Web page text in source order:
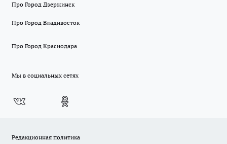
Про Город Дзержинск
Про Город Владивосток
Про Город Краснодара
Мы в социальных сетях
Редакционная политика